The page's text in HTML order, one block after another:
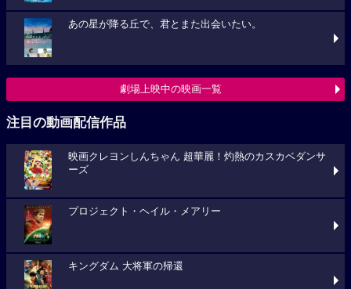
あの星が降る丘で、君とまた出会いたい。
劇場上映中の映画一覧
注目の動画配信作品
映画クレヨンしんちゃん 超華麗！灼熱のカスカベダンサ
ーズ
プロジェクト・ヘイル・メアリー
キングダム 大将軍の帰還